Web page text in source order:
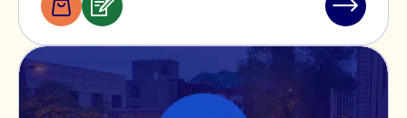
BoutiquesServices
professionnels
Lire
l'article
"Bakano"